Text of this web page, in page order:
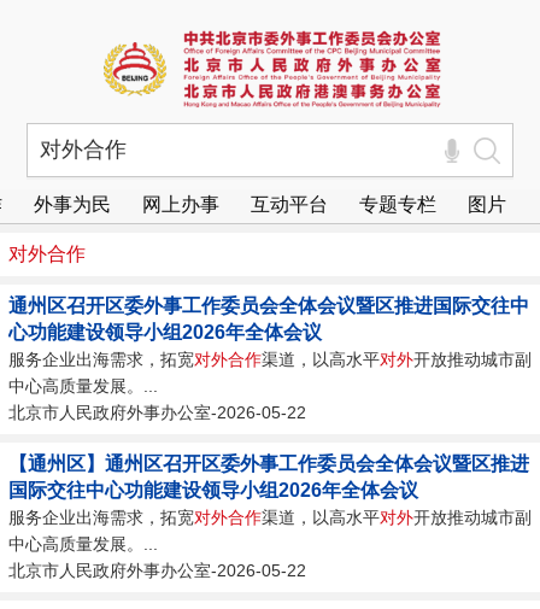
外事为民 网上办事 互动平台 专题专栏 图片
对外合作
通州区召开区委外事工作委员会全体会议暨区推进国际交往中
心功能建设领导小组2026年全体会议
服务企业出海需求，拓宽对外合作渠道，以高水平对外开放推动城市副
中心高质量发展。...
北京市人民政府外事办公室-2026-05-22
【通州区】通州区召开区委外事工作委员会全体会议暨区推进
国际交往中心功能建设领导小组2026年全体会议
服务企业出海需求，拓宽对外合作渠道，以高水平对外开放推动城市副
中心高质量发展。...
北京市人民政府外事办公室-2026-05-22